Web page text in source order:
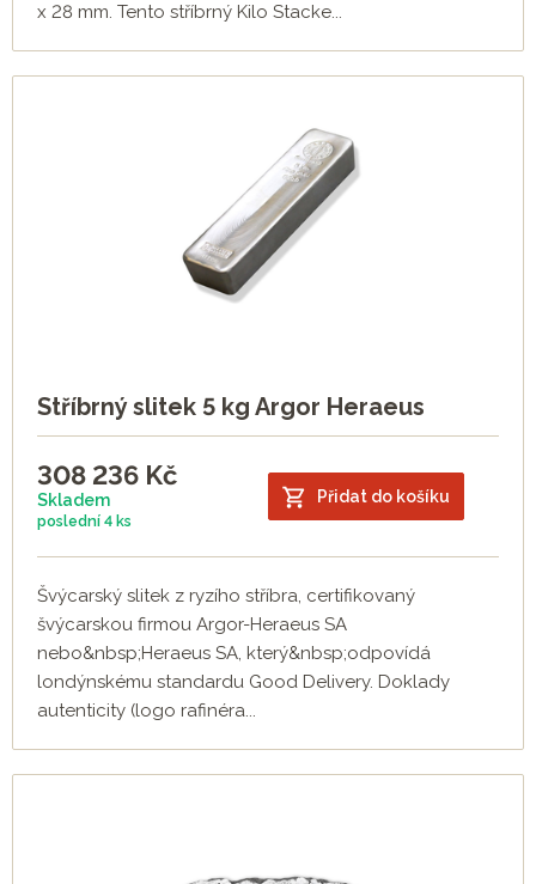
x 28 mm. Tento stříbrný Kilo Stacke...
Stříbrný slitek 5 kg Argor Heraeus
308 236 Kč
Skladem
poslední 4 ks
Přidat do košíku
Švýcarský slitek z ryzího stříbra, certifikovaný
švýcarskou firmou Argor-Heraeus SA
nebo&nbsp;Heraeus SA, který&nbsp;odpovídá
londýnskému standardu Good Delivery. Doklady
autenticity (logo rafinéra...